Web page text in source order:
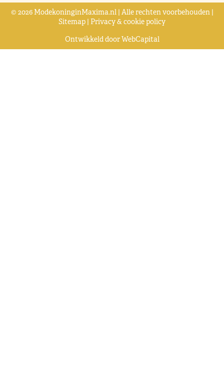
© 2026 ModekoninginMaxima.nl | Alle rechten voorbehouden |
Sitemap | Privacy & cookie policy
Ontwikkeld doorWebCapital